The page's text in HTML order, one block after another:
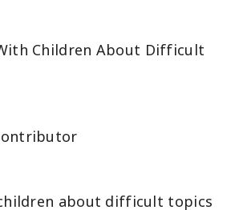
Children About Difficult
about difficult topics